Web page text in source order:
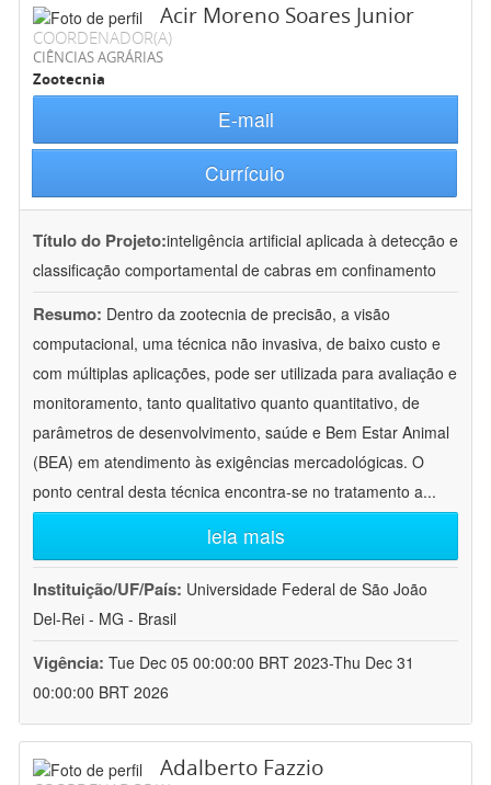
Acir Moreno Soares Junior
COORDENADOR(A)
CIÊNCIAS AGRÁRIAS
Zootecnia
E-mail
Currículo
Título do Projeto:inteligência artificial aplicada à detecção e
classificação comportamental de cabras em confinamento
Resumo: Dentro da zootecnia de precisão, a visão
computacional, uma técnica não invasiva, de baixo custo e
com múltiplas aplicações, pode ser utilizada para avaliação e
monitoramento, tanto qualitativo quanto quantitativo, de
parâmetros de desenvolvimento, saúde e Bem Estar Animal
(BEA) em atendimento às exigências mercadológicas. O
ponto central desta técnica encontra-se no tratamento a...
leia mais
Instituição/UF/País: Universidade Federal de São João
Del-Rei - MG - Brasil
Vigência: Tue Dec 05 00:00:00 BRT 2023-Thu Dec 31
00:00:00 BRT 2026
Adalberto Fazzio